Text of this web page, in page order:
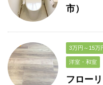
市）
3万円～15万
洋室・和室
フロー